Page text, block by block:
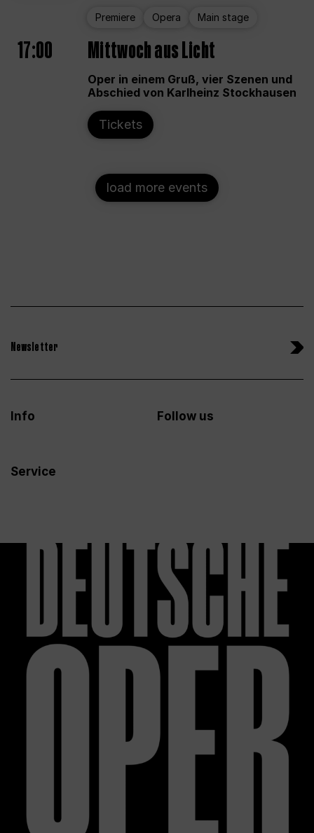
Premiere Opera Main stage
17:00 Mittwoch aus Licht
Oper in einem Gruß, vier Szenen und
Abschied von Karlheinz Stockhausen
Tickets
load more events
Newsletter
Info
Service
Follow us